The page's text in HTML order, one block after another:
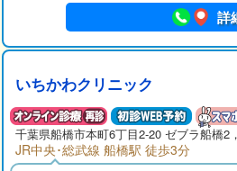
詳
いちかわクリニック
千葉県船橋市本町6丁目2-20 ゼブラ船橋2
JR中央･総武線 船橋駅 徒歩3分